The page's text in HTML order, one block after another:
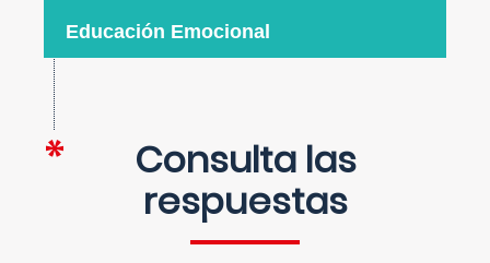
Educación Emocional
Consulta las
respuestas